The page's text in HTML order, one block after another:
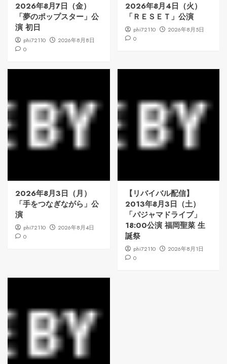
2026年8月7日（金）
「夢のポップスター」公
演 初日
phi72110
2026年8月8日
0
2026年8月4日（火）
「ＲＥＳＥＴ」公演
phi72110
2026年8月5日
0
2026年8月3日（月）
「手をつなぎながら」公
演
phi72110
2026年8月4日
0
【リバイバル配信】
2013年8月3日（土）
「パジャマドライブ」
18:00公演 福岡聖菜 生
誕祭
phi72110
2026年8月1日
0